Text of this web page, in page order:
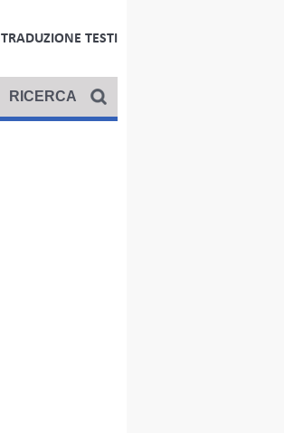
TRADUZIONE TESTI